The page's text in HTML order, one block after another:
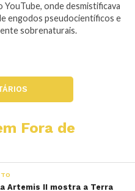
YouTube, onde desmistificava
engodos pseudocientíficos e
sobrenaturais.
Fora de
Artemis II mostra a Terra